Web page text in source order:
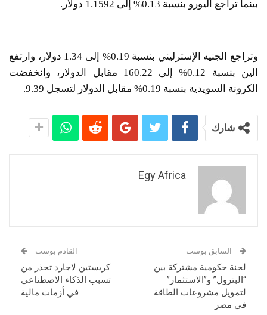
بينما تراجع اليورو بنسبة 0.13% إلى 1.1592 دولار.
وتراجع الجنيه الإسترليني بنسبة 0.19% إلى 1.34 دولار، وارتفع
الين بنسبة 0.12% إلى 160.22 مقابل الدولار، وانخفضت
الكرونة السويدية بنسبة 0.19% مقابل الدولار لتسجل 9.39.
شارك
Egy Africa
السابق بوست
لجنة حكومية مشتركة بين
“البترول” و”الاستثمار”
لتمويل مشروعات الطاقة
في مصر
القادم بوست
كريستين لاجارد تحذر من
تسبب الذكاء الاصطناعي
في أزمات مالية